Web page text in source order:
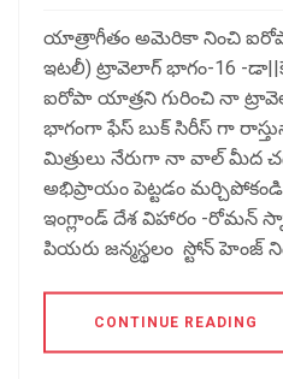
యాత్రాగీతం అమెరికా నించి
ఇటలీ) ట్రావెలాగ్ భాగం-16 -
ఐరోపా యాత్రని గురించి నా
భాగంగా ఫేస్ బుక్ సిరీస్ గా
మిత్రులు నేరుగా నా వాల్ మీద
అభిప్రాయం పెట్టడం
ఇంగ్లాండ్ దేశ విహారం -రోమన్
పియరు జన్మస్థలం స్టోన్ హెంజ్
CONTINUE READING